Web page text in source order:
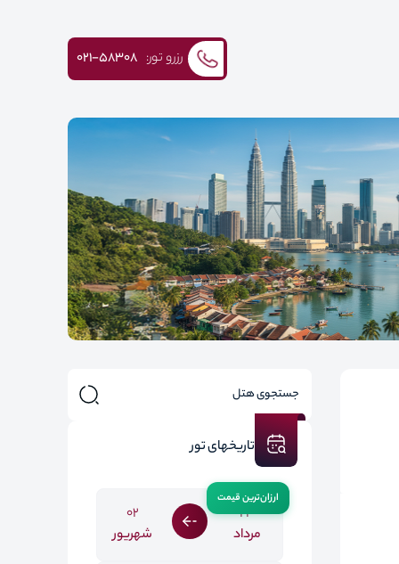
رزرو تور: ۰۲۱-58308
تاریخهای تور
24
مرداد
02
شهریور